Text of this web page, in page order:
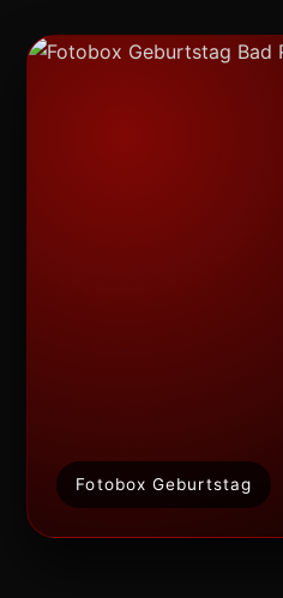
Fotobox Geburtstag